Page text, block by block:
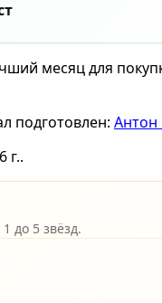
месяц для
подготовлен: Антон
г..
до 5 звёзд.